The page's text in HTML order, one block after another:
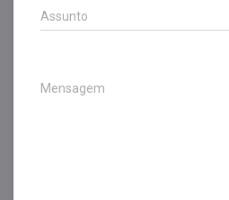
Assunto
Mensagem